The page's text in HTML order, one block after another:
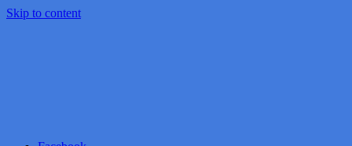
Skip to content